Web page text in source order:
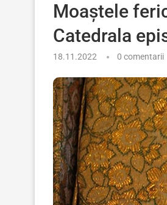
Moaștele
Catedrala
18.11.2022 0 comentarii